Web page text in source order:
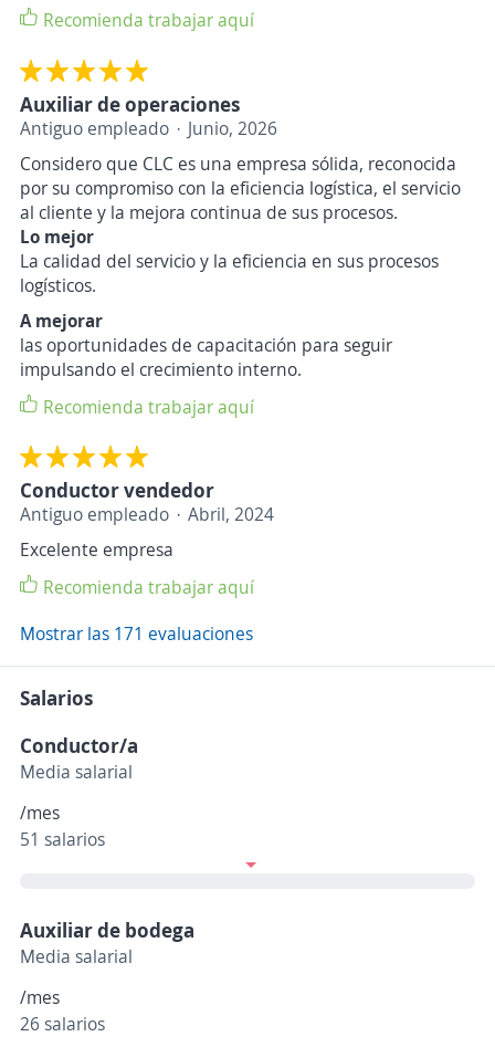
Recomienda trabajar aquí
Auxiliar de operaciones
Antiguo empleado
Junio, 2026
Considero que CLC es una empresa sólida, reconocida
por su compromiso con la eficiencia logística, el servicio
al cliente y la mejora continua de sus procesos.
Lo mejor
La calidad del servicio y la eficiencia en sus procesos
logísticos.
A mejorar
las oportunidades de capacitación para seguir
impulsando el crecimiento interno.
Recomienda trabajar aquí
Conductor vendedor
Antiguo empleado
Abril, 2024
Excelente empresa
Recomienda trabajar aquí
Mostrar las 171 evaluaciones
Salarios
Conductor/a
Media salarial
/mes
51 salarios
Auxiliar de bodega
Media salarial
/mes
26 salarios